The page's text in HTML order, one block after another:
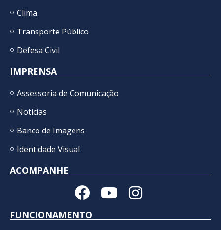
Clima
Transporte Público
Defesa Civil
IMPRENSA
Assessoria de Comunicação
Notícias
Banco de Imagens
Identidade Visual
ACOMPANHE
FUNCIONAMENTO